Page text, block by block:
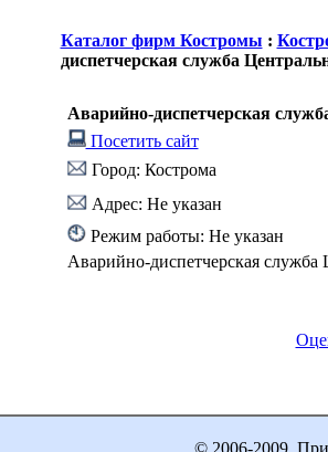
Каталог фирм Костромы :
диспетчерская служба
Аварийно-диспетчерская
Посетить сайт
Город: Кострома
Адрес: Не указан
Режим работы: Не указан
Аварийно-диспетчерская служба
© 2006-2009. При